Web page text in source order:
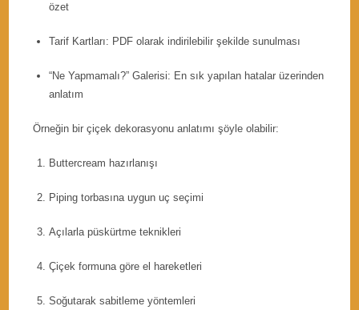
özet
Tarif Kartları: PDF olarak indirilebilir şekilde sunulması
“Ne Yapmamalı?” Galerisi: En sık yapılan hatalar üzerinden
anlatım
Örneğin bir çiçek dekorasyonu anlatımı şöyle olabilir:
Buttercream hazırlanışı
Piping torbasına uygun uç seçimi
Açılarla püskürtme teknikleri
Çiçek formuna göre el hareketleri
Soğutarak sabitleme yöntemleri